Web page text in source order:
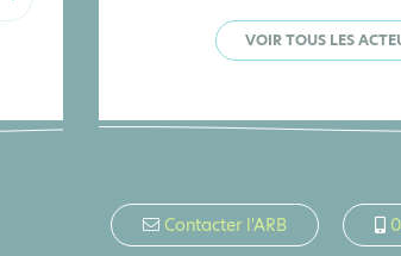
VOIR TOUS LES
Contacter l'ARB